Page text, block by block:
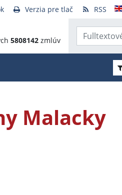
Verzia pre tlač RSS
5808142 zmlúv
Malacky